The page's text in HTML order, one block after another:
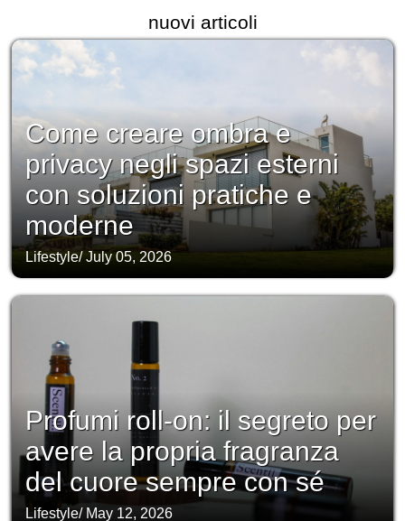
nuovi articoli
Come creare ombra e
privacy negli spazi esterni
con soluzioni pratiche e
moderne
Lifestyle/July 05, 2026
Profumi roll-on: il segreto per
avere la propria fragranza
del cuore sempre con sé
Lifestyle/ May 12, 2026